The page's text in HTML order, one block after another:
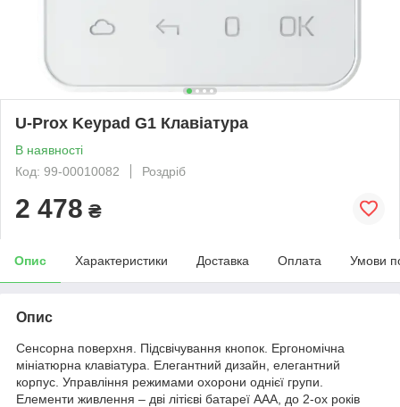
U-Prox Keypad G1 Клавіатура
В наявності
Код: 99-00010082
Роздріб
2 478 ₴
Опис Характеристики Доставка Оплата Умови
Опис
Сенсорна поверхня. Підсвічування кнопок. Ергономічна
мініатюрна клавіатура. Елегантний дизайн, елегантний
корпус. Управління режимами охорони однієї групи.
Елементи живлення – дві літієві батареї ААА, до 2-ох років